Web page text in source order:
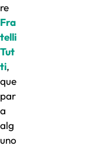
re
Fra
telli
Tut
ti,
que
par
a
alg
uno